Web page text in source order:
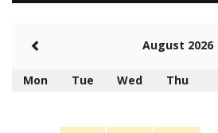
Rambu (rambu03@gmail.com)
Berita Polres Sumba Barat Mantap
5 tahun Yang lalu
August 2026
Mon Tue Wed Thu